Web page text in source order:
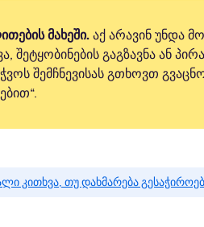
მახეში. აქ არავინ უნდა
გაგზავნა ან
შემჩნევისას გთხოვთ
კითხვა, თუ დახმარება